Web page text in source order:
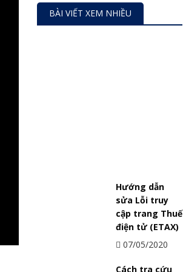
BÀI VIẾT XEM NHIỀU
Hướng dẫn
sửa Lỗi truy
cập trang Thuế
điện tử (ETAX)
07/05/2020
Cách tra cứu